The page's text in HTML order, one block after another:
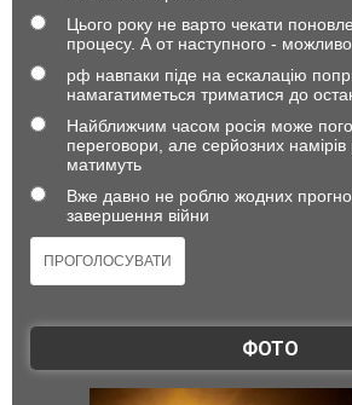
Цього року не варто чекати
процесу. А от наступного -
рф навпаки піде на ескалацію
намагатиметься триматися до
Найближчим часом росія може
переговори, але серйозних намірів
матимуть
Вже давно не роблю жодних
завершення війни
ФОТО